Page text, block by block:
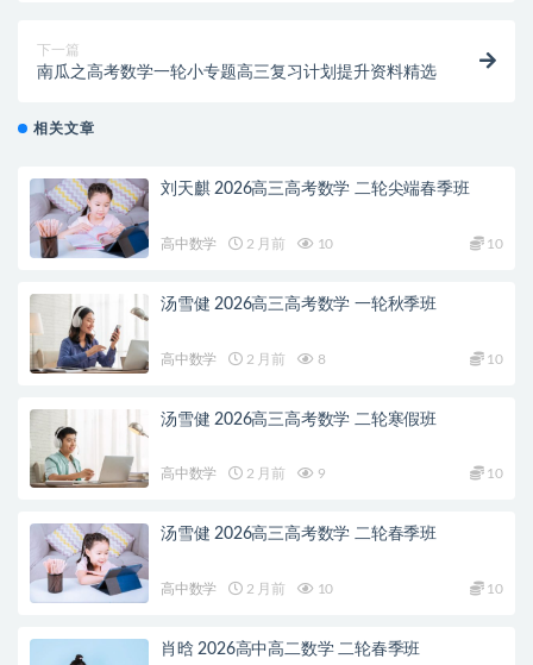
下一篇
南瓜之高考数学一轮小专题高三复习计划提升资料精选
相关文章
刘天麒 2026高三高考数学 二轮尖端春季班
高中数学 2 月前 10 10
汤雪健 2026高三高考数学 一轮秋季班
高中数学 2 月前 8 10
汤雪健 2026高三高考数学 二轮寒假班
高中数学 2 月前 9 10
汤雪健 2026高三高考数学 二轮春季班
高中数学 2 月前 10 10
肖晗 2026高中高二数学 二轮春季班